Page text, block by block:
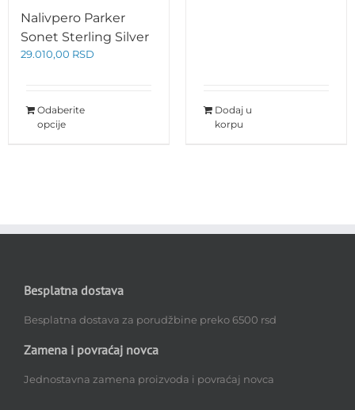
Nalivpero Parker
Sonet Sterling Silver
29.010,00 RSD
Odaberite
opcije
Dodaj u
korpu
Besplatna dostava
Besplatna dostava za porudžbine preko 6500 rsd
Zamena i povraćaj novca
Jednostavna zamena proizvoda i povraćaj novca